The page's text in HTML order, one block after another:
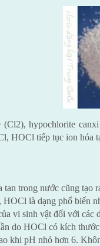
hypochlorite
HOCl tiếp tục ion hóa
trong nước cũng tạo
là dạng phổ biến
vi sinh vật đối với các
do HOCl có kích
khi pH nhỏ hơn 6.